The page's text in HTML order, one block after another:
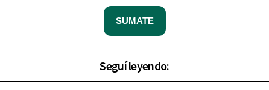
SUMATE
Seguí leyendo: